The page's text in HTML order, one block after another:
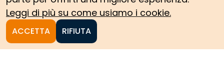
Leggi di più su come usiamo i cookie.
ACCETTA RIFIUTA